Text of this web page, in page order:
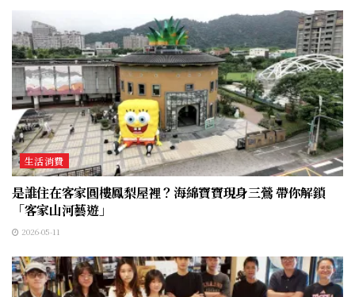
生活消費
是誰住在客家圓樓鳳梨屋裡？海綿寶寶現身三鶯 帶你解鎖
「客家山河藝遊」
2026-05-11